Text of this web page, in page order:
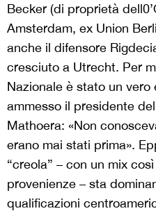
Becker (di proprietà
Amsterdam, ex Union
anche il difensore
cresciuto a Utrecht. Per
Nazionale è stato un
ammesso il presidente
Mathoera: «Non
erano mai stati prima».
“creola” – con un mix
provenienze – sta
qualificazioni